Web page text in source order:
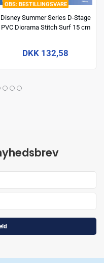
BESTILLINGSVARE
Disney Summer Series D-Stage
PVC Diorama Stitch Surf 15 cm
DKK 132,58